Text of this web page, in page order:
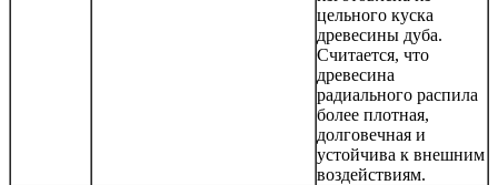
цельного куска
древесины дуба.
Считается, что
древесина
радиального распила
более плотная,
долговечная и
устойчива к внешним
воздействиям.